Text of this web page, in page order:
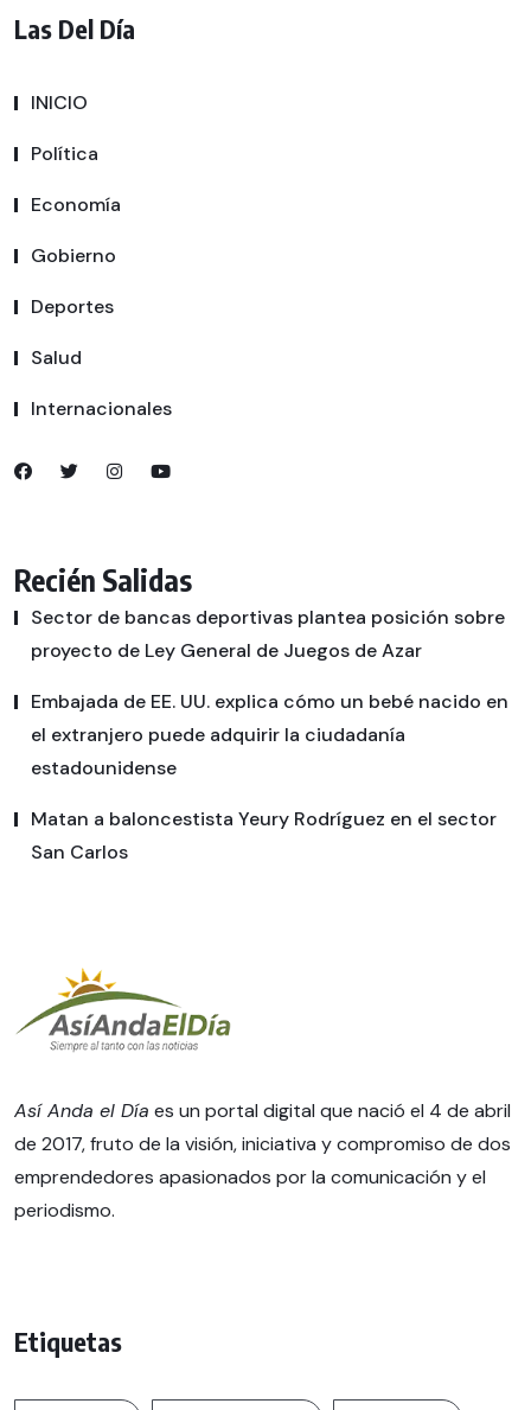
Las Del Día
INICIO
Política
Economía
Gobierno
Deportes
Salud
Internacionales
Recién Salidas
Sector de bancas deportivas plantea posición sobre
proyecto de Ley General de Juegos de Azar
Embajada de EE. UU. explica cómo un bebé nacido en
el extranjero puede adquirir la ciudadanía
estadounidense
Matan a baloncestista Yeury Rodríguez en el sector
San Carlos
Así Anda el Día es un portal digital que nació el 4 de abril
de 2017, fruto de la visión, iniciativa y compromiso de dos
emprendedores apasionados por la comunicación y el
periodismo.
Etiquetas